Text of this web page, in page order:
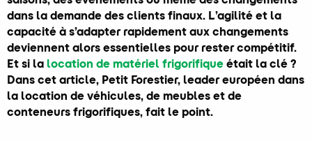
dans la demande des clients finaux. L’agilité et la
capacité à s’adapter rapidement aux changements
deviennent alors essentielles pour rester compétitif.
Et si la location de matériel frigorifiqueétait la clé ?
Dans cet article, Petit Forestier, leader européen dans
la location de véhicules, de meubles et de
conteneurs frigorifiques, fait le point.